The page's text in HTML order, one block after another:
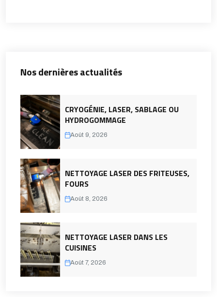
Nos dernières actualités
CRYOGÉNIE, LASER, SABLAGE OU
HYDROGOMMAGE
Août 9, 2026
NETTOYAGE LASER DES FRITEUSES,
FOURS
Août 8, 2026
NETTOYAGE LASER DANS LES
CUISINES
Août 7, 2026